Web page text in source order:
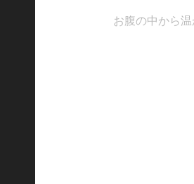
お腹の中から